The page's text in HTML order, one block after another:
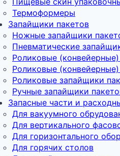
Термоформеры
Запайщики пакетов
Ножные запайщики
Пневматические
Роликовые
Роликовые
Роликовые запайщики
Ручные запайщики
Запасные части и
Для вакуумного
Для вертикального
Для горизонтального
Для горячих столов